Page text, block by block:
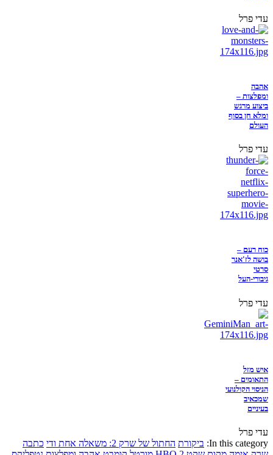
עדי פרל
אהבה
ומפלצות –
ביצוע מרגש
ומלא חן בסוף
העולם
עדי פרל
כוח רעם –
בושה לז'אנר
סרטי
גיבורי-העל
עדי פרל
איש מזל
התאומים –
הניסוי הקולנועי
שמכאיב
בעיניים
עדי פרל
In this category: ביקורת החתול של שרק 2: משאלה אחת ודי
כתבה